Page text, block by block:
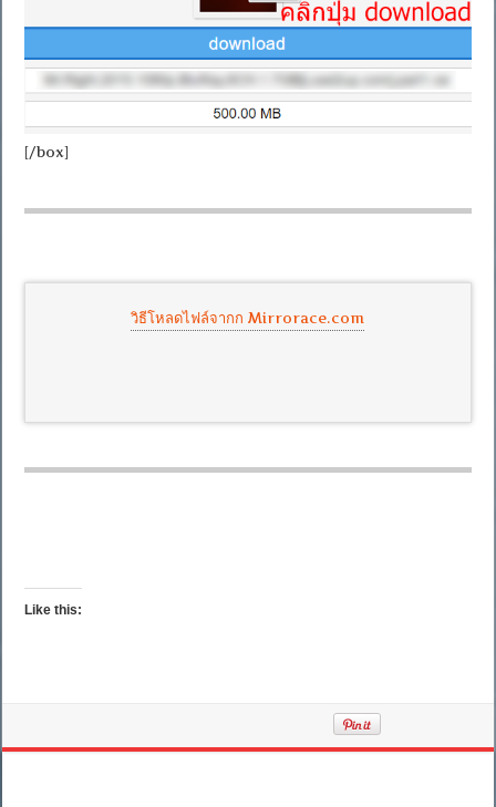
[/box]
วิธีโหลดไฟล์จากก Mirrorace.com
Like this: